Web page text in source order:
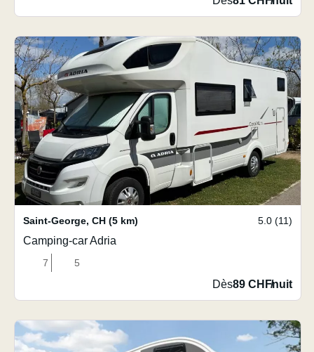
Saint-George, CH (5 km) 5.0 (11)
Camping-car Adria
7 5
Dès89 CHF/nuit